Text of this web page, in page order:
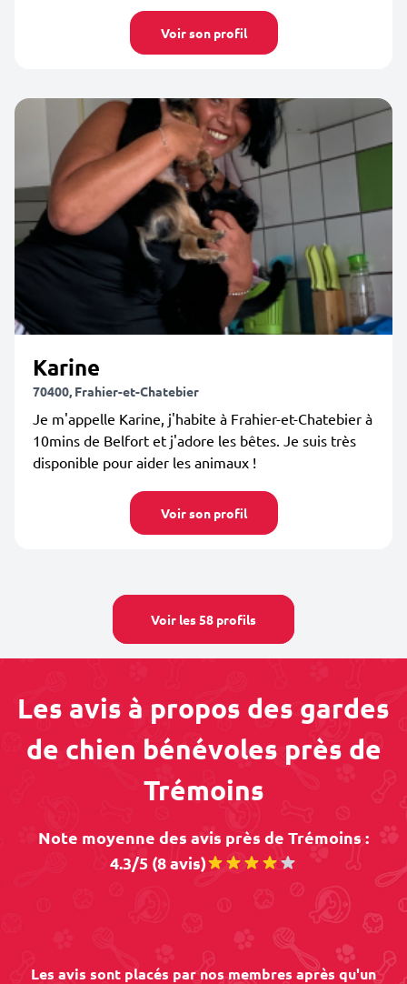
Voir son profil
Karine
70400, Frahier-et-Chatebier
Je m'appelle Karine, j'habite à Frahier-et-Chatebier à
10mins de Belfort et j'adore les bêtes. Je suis très
disponible pour aider les animaux !
Voir son profil
Voir les 58 profils
Les avis à propos des gardes
de chien bénévoles près de
Trémoins
Note moyenne des avis près de Trémoins :
4.3/5 (8 avis)
Les avis sont placés par nos membres après qu'un